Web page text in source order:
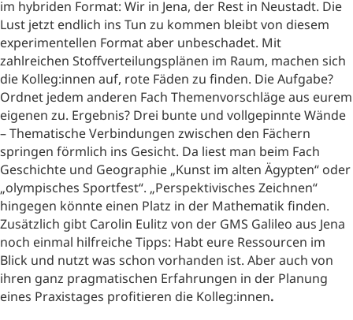
im hybriden Format: Wir in Jena, der Rest in Neustadt. Die
Lust jetzt endlich ins Tun zu kommen bleibt von diesem
experimentellen Format aber unbeschadet. Mit
zahlreichen Stoffverteilungsplänen im Raum, machen sich
die Kolleg:innen auf, rote Fäden zu finden. Die Aufgabe?
Ordnet jedem anderen Fach Themenvorschläge aus eurem
eigenen zu. Ergebnis? Drei bunte und vollgepinnte Wände
– Thematische Verbindungen zwischen den Fächern
springen förmlich ins Gesicht. Da liest man beim Fach
Geschichte und Geographie „Kunst im alten Ägypten“ oder
„olympisches Sportfest“. „Perspektivisches Zeichnen“
hingegen könnte einen Platz in der Mathematik finden.
Zusätzlich gibt Carolin Eulitz von der GMS Galileo aus Jena
noch einmal hilfreiche Tipps: Habt eure Ressourcen im
Blick und nutzt was schon vorhanden ist. Aber auch von
ihren ganz pragmatischen Erfahrungen in der Planung
eines Praxistages profitieren die Kolleg:innen.